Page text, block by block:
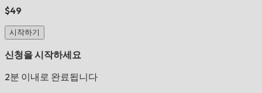
$49
시작하기
신청을 시작하세요
2분 이내로 완료됩니다